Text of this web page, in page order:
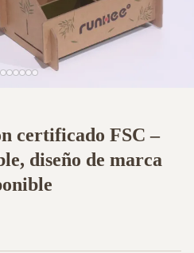
certificado FSC –
diseño de marca